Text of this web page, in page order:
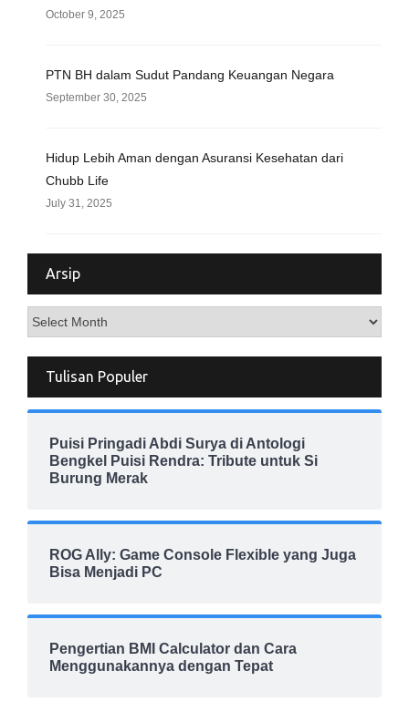
October 9, 2025
PTN BH dalam Sudut Pandang Keuangan Negara
September 30, 2025
Hidup Lebih Aman dengan Asuransi Kesehatan dari
Chubb Life
July 31, 2025
Arsip
Arsip
Tulisan Populer
Puisi Pringadi Abdi Surya di Antologi
Bengkel Puisi Rendra: Tribute untuk Si
Burung Merak
ROG Ally: Game Console Flexible yang Juga
Bisa Menjadi PC
Pengertian BMI Calculator dan Cara
Menggunakannya dengan Tepat